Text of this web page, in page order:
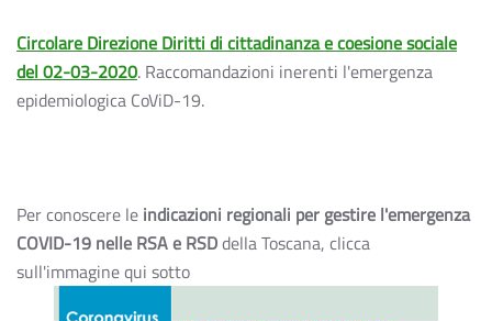
Circolare Direzione Diritti di cittadinanza e coesione sociale
del 02-03-2020. Raccomandazioni inerenti l'emergenza
epidemiologica CoViD-19.
Per conoscere le indicazioni regionali per gestire l'emergenza
COVID-19 nelle RSA e RSDdella Toscana, clicca
sull'immagine qui sotto